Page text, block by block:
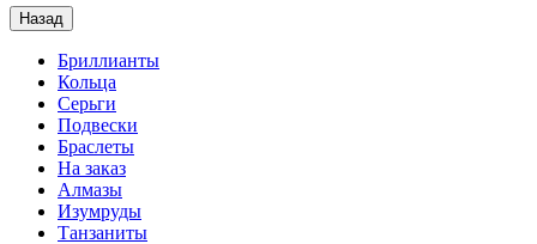
Назад
Бриллианты
Кольца
Серьги
Подвески
Браслеты
На заказ
Алмазы
Изумруды
Танзаниты